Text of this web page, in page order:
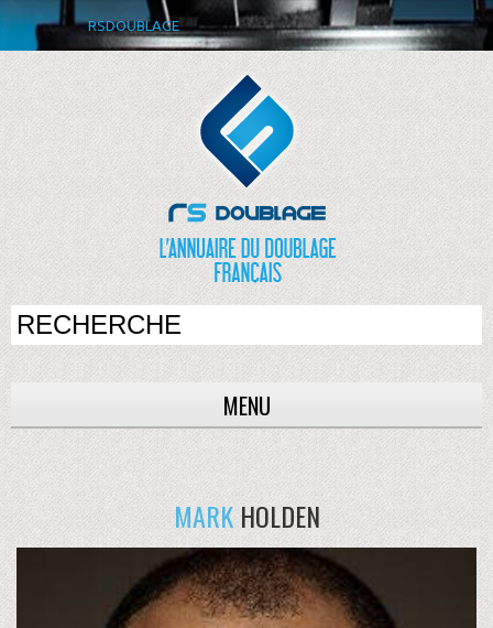
RSDOUBLAGE
MENU
MARKHOLDEN